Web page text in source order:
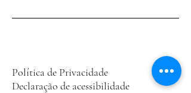
Política de Privacidade
Declaração de acessibilidade